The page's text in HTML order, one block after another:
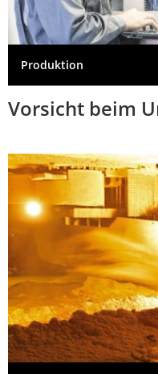
Produktion
Vorsicht beim